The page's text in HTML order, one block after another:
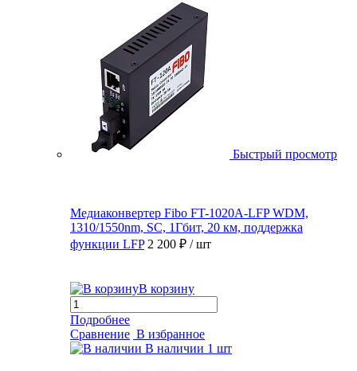
Быстрый просмотр
Медиаконвертер Fibo FT-1020A-LFP WDM,
1310/1550nm, SC, 1Гбит, 20 км, поддержка
функции LFP 2 200 ₽ / шт
В корзину
Подробнее
Сравнение В избранное
В наличии 1 шт